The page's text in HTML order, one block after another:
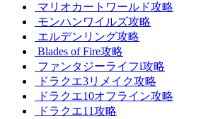
マリオカートワールド攻略
モンハンワイルズ攻略
エルデンリング攻略
Blades of Fire攻略
ファンタジーライフi攻略
ドラクエ3リメイク攻略
ドラクエ10オフライン攻略
ドラクエ11攻略